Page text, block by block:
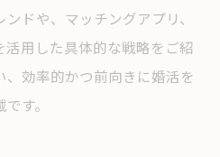
ドや、マッチングアプリ、
用した具体的な戦略をご紹
効率的かつ前向きに婚活を
す。